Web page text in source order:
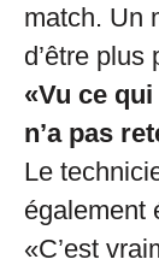
match. Un
d’être plus
«Vu ce
n’a pas
Le
également
«C’est